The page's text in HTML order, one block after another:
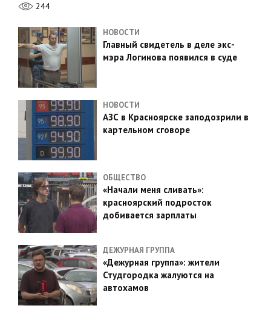
244
НОВОСТИ
Главный свидетель в деле экс-
мэра Логинова появился в суде
НОВОСТИ
АЗС в Красноярске заподозрили в
картельном сговоре
ОБЩЕСТВО
«Начали меня сливать»:
красноярский подросток
добивается зарплаты
ДЕЖУРНАЯ ГРУППА
«Дежурная группа»: жители
Студгородка жалуются на
автохамов